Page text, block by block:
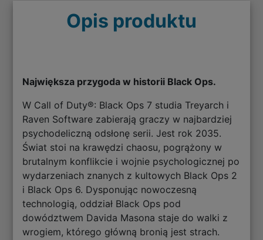
Opis produktu
Największa przygoda w historii Black Ops.
W Call of Duty®: Black Ops 7 studia Treyarch i
Raven Software zabierają graczy w najbardziej
psychodeliczną odsłonę serii. Jest rok 2035.
Świat stoi na krawędzi chaosu, pogrążony w
brutalnym konflikcie i wojnie psychologicznej po
wydarzeniach znanych z kultowych Black Ops 2
i Black Ops 6. Dysponując nowoczesną
technologią, oddział Black Ops pod
dowództwem Davida Masona staje do walki z
wrogiem, którego główną bronią jest strach.